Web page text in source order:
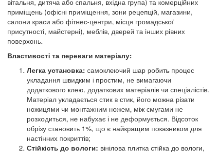
приміщень (офісні приміщення, зони рецепцій, магазини,
салони краси або фітнес-центри, місця громадської
присутності, майстерні), меблів, дверей та інших рівних
поверхонь.
Властивості та переваги матеріалу:
Легка установка: самоклеючий шар робить процес
укладання швидким і простим, не вимагаючи
додаткового клею, додаткових матеріалів чи спеціалістів.
Матеріал укладається стик в стик, його можна різати
ножицями чи монтажним ножем, між смугами не
розходиться, не набухає і не деформується. Відсоток
обрізу становить 1%, що є найкращим показником для
настінних покриттів;
Стійкість до вологи: вінілова плитка стійка до вологи,